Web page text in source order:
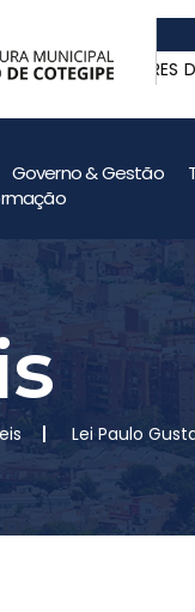
GANHADORES DA
Governo & Gestão
Lei Paulo